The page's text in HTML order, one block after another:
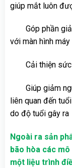
giúp mắt luôn
Góp phần
với màn hình máy
Cải thiện
Giúp giảm
liên quan đến
do độ tuổi gây ra
Ngoài ra sản
bão hòa các
một liệu trình